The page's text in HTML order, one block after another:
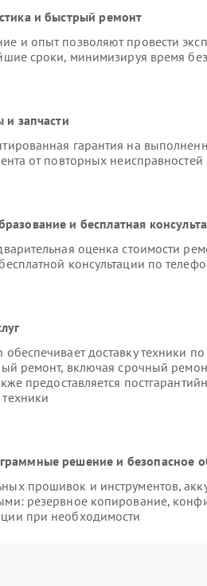
и быстрый ремонт
и опыт позволяют провести
сроки, минимизируя время без
и запчасти
гарантия на
от повторных неисправностей
и бесплатная
оценка стоимости
консультации по
доставку техники
ремонт, включая срочный
предоставляется
решение и безопасное
прошивок и инструментов,
резервное копирование,
при необходимости